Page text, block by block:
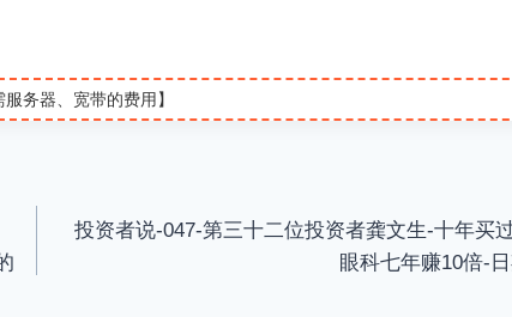
务器、宽带的费用】
投资者说-047-第三十二位投资者龚文生-十年买
眼科七年赚10倍-